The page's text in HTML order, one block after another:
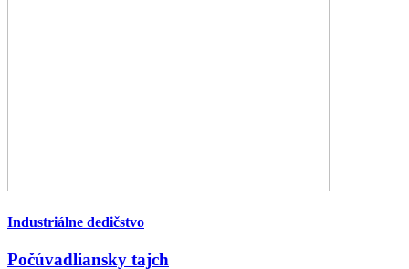
Industriálne dedičstvo
Počúvadliansky tajch